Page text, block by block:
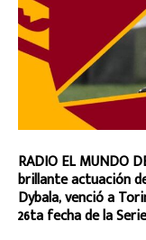
RADIO EL MUNDO
brillante actuación
Dybala, venció a
26ta fecha de la